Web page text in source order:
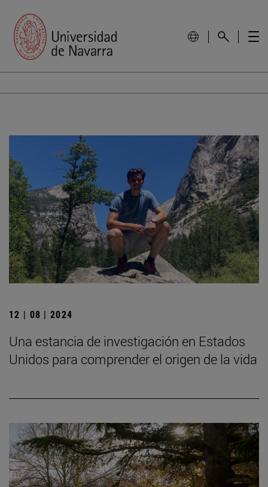
12 | 08 | 2024
Una estancia de investigación en Estados
Unidos para comprender el origen de la vida